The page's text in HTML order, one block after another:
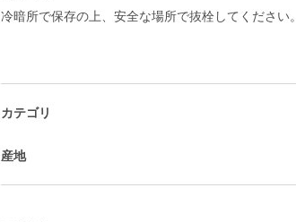
冷暗所で保存の上、安全な場所で抜栓してください。
カテゴリ
産地